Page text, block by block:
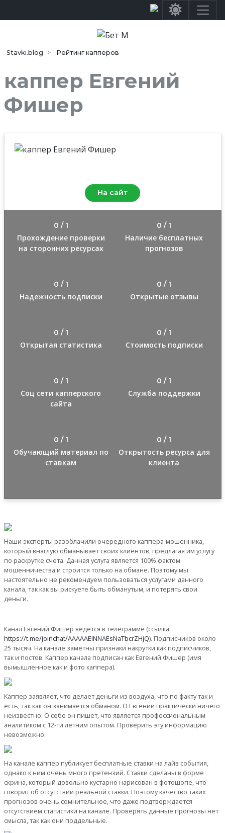
Stavki.blog Рейтинг капперов
каппер Евгений
Фишер
На сайт
0 / 1
Прохождение проверки
на сторонних ресурсах
0 / 1
Наличие бесплатных
прогнозов
0 / 1
Надежность подписки
0 / 1
Открытые отзывы
0 / 1
Открытая статистика
0 / 1
Стоимость подписки
0 / 1
Соц сети капперского
сайта
0 / 1
Служба поддержки
0 / 1
Обучающий материал по
ставкам
0 / 1
Открытость ресурса для
клиента
Наши эксперты разоблачили очередного каппера-мошенника,
который внаглую обманывает своих клиентов, предлагая им услугу
по раскрутке счета. Данная услуга является 100% фактом
мошенничества и строится только на обмане. Поэтому мы
настоятельно не рекомендуем пользоваться услугами данного
канала, так как вы рискуете быть обманутым, и потерять свои
деньги.
Канал Евгений Фишер ведётся в телеграмме (ссылка
https://t.me/joinchat/AAAAAElNNAEsNaTbcrZHjQ). Подписчиков около
25 тысяч. На канале заметны признаки накрутки как подписчиков,
так и постов. Каппер канала подписан как Евгений Фишер (имя
вымышленное как и фото каппера).
Каппер заявляет, что делает деньги из воздуха, что по факту так и
есть, так как он занимается обманом. О Евгении практически ничего
неизвестно. О себе он пишет, что является профессиональным
аналитиком с 12-ти летним опытом. Проверить эту информацию
невозможно.
На канале каппер публикует бесплатные ставки на лайв события,
однако к ним очень много претензий. Ставки сделаны в форме
скрина, который довольно кустарно нарисован в фотошопе, что
говорит об отсутствии реальной ставки. Поэтому качество таких
прогнозов очень сомнительное, что даже подтверждается
отсутствием статистики на канале. Проверять данные прогнозы нет
смысла, так как они поддельные.